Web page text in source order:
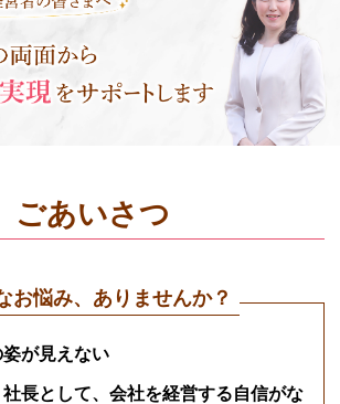
ごあいさつ
お悩み、ありませんか？
が見えない
長として、会社を経営する自信がな